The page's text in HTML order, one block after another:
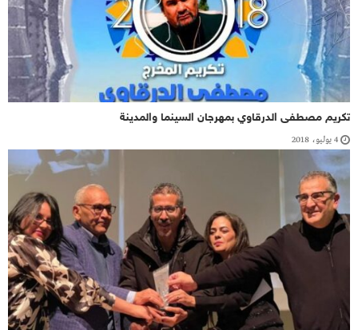
تكريم مصطفى الدرقاوي بمهرجان السينما والمدينة
4 يوليو، 2018